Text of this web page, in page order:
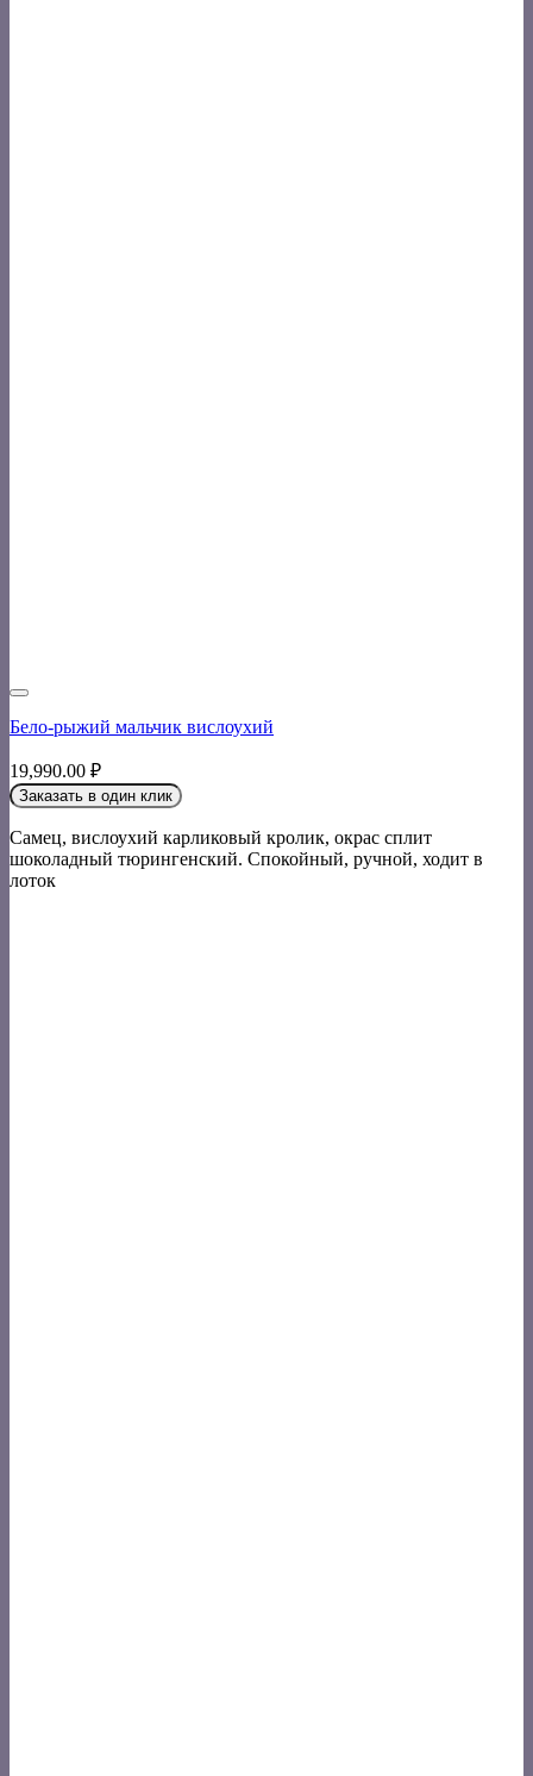
Бело-рыжий мальчик вислоухий
19,990.00 ₽
Заказать в один клик
Самец, вислоухий карликовый кролик, окрас сплит
шоколадный тюрингенский. Спокойный, ручной, ходит в
лоток